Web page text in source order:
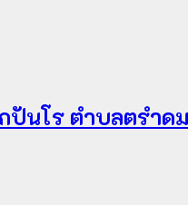
ปันโร ตำบลตรำด